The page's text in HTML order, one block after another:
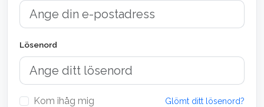
Lösenord
Kom ihåg mig Glömt ditt lösenord?